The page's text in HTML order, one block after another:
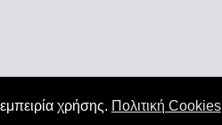
χρήσης. Πολιτική Cookies